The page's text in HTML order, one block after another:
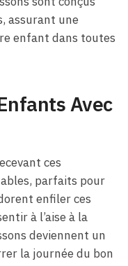
assurant une
enfant dans toutes
Avec
ces
parfaits pour
enfiler ces
à l’aise à la
deviennent un
la journée du bon